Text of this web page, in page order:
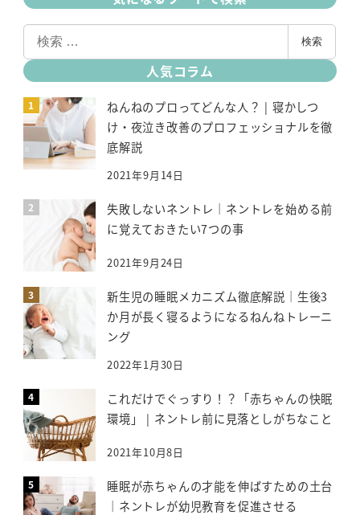
検
索
検索
人気コラム
ねんねのプロってどんな人？ | 寝かしつ
け・夜泣き改善のプロフェッショナルを徹
底解説
2021年9月14日
失敗しないネントレ｜ネントレを始める前
に覚えておきたい7つの事
2021年9月24日
新生児の睡眠メカニズム徹底解説｜生後3
か月が長く寝るようになるねんねトレーニ
ング
2022年1月30日
これだけでぐっすり！？「赤ちゃんの快眠
環境」 | ネントレ前に見落としがちなこと
2021年10月8日
睡眠が赤ちゃんの才能を伸ばすための土台
｜ネントレが幼児教育を促進させる